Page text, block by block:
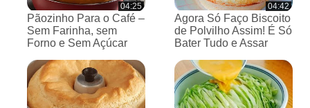
04:25
Pãozinho Para o Café –
Sem Farinha, sem
Forno e Sem Açúcar
04:42
Agora Só Faço Biscoito
de Polvilho Assim! É Só
Bater Tudo e Assar